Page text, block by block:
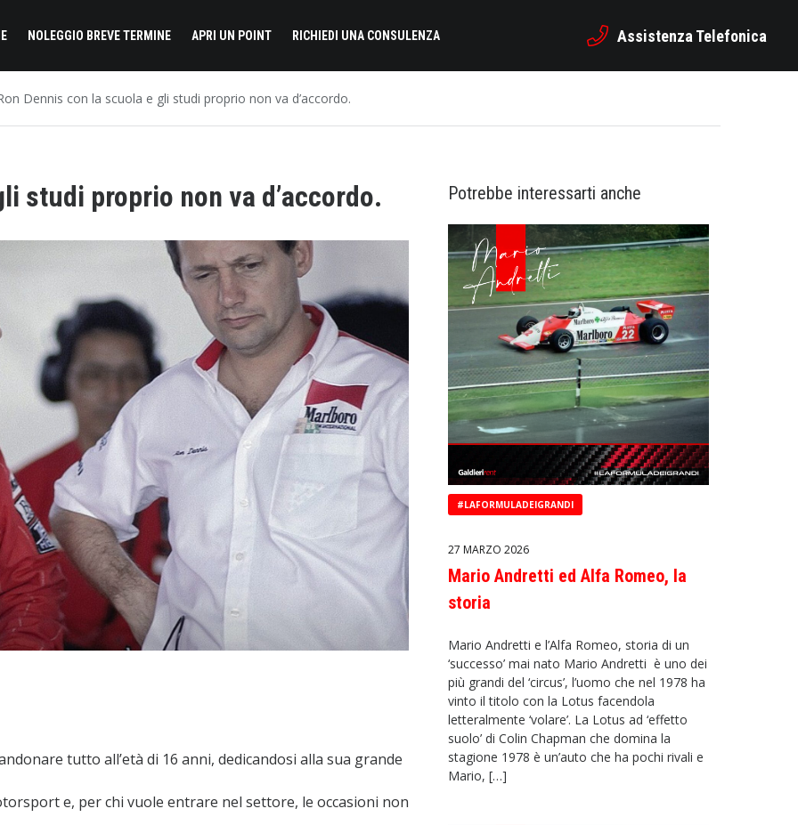
NOLEGGIO BREVE TERMINE APRI UN POINT RICHIEDI UNA CONSULENZA Assistenza Telefonica
Dennis con la scuola e gli studi proprio non va d’accordo.
studi proprio non va d’accordo.
tutto all’età di 16 anni, dedicandosi alla sua grande
e, per chi vuole entrare nel settore, le occasioni non
Potrebbe interessarti anche
#LAFORMULADEIGRANDI
27 MARZO 2026
Mario Andretti ed Alfa Romeo, la
storia
Mario Andretti e l’Alfa Romeo, storia di un
‘successo’ mai nato Mario Andretti è uno dei
più grandi del ‘circus’, l’uomo che nel 1978 ha
vinto il titolo con la Lotus facendola
letteralmente ‘volare’. La Lotus ad ‘effetto
suolo’ di Colin Chapman che domina la
stagione 1978 è un’auto che ha pochi rivali e
Mario, […]